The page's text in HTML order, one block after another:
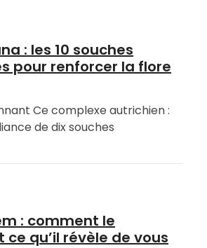
: les 10 souches
pour renforcer la flore
Ce complexe autrichien :
de dix souches
: comment le
qu’il révèle de vous